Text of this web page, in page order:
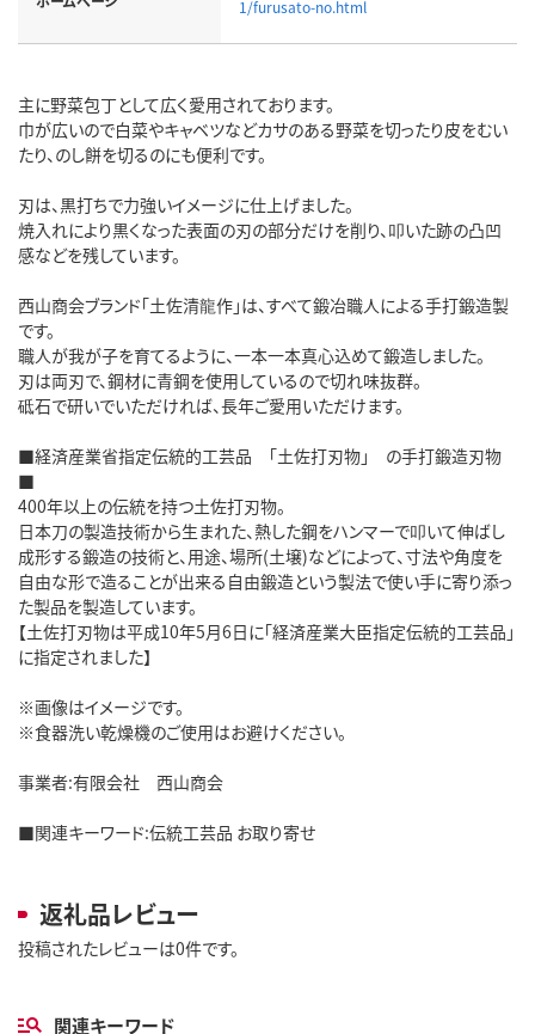
1/furusato-no.html
主に野菜包丁として広く愛用されております。
巾が広いので白菜やキャベツなどカサのある野菜を切ったり皮をむい
たり、のし餅を切るのにも便利です。
刃は、黒打ちで力強いイメージに仕上げました。
焼入れにより黒くなった表面の刃の部分だけを削り、叩いた跡の凸凹
感などを残しています。
西山商会ブランド「土佐清龍作」は、すべて鍛冶職人による手打鍛造製
です。
職人が我が子を育てるように、一本一本真心込めて鍛造しました。
刃は両刃で、鋼材に青鋼を使用しているので切れ味抜群。
砥石で研いでいただければ、長年ご愛用いただけます。
■経済産業省指定伝統的工芸品 「土佐打刃物」 の手打鍛造刃物
■
400年以上の伝統を持つ土佐打刃物。
日本刀の製造技術から生まれた、熱した鋼をハンマーで叩いて伸ばし
成形する鍛造の技術と、用途、場所(土壌)などによって、寸法や角度を
自由な形で造ることが出来る自由鍛造という製法で使い手に寄り添っ
た製品を製造しています。
【土佐打刃物は平成10年5月6日に「経済産業大臣指定伝統的工芸品」
に指定されました】
※画像はイメージです。
※食器洗い乾燥機のご使用はお避けください。
事業者:有限会社 西山商会
■関連キーワード:伝統工芸品 お取り寄せ
返礼品レビュー
投稿されたレビューは0件です。
関連キーワード